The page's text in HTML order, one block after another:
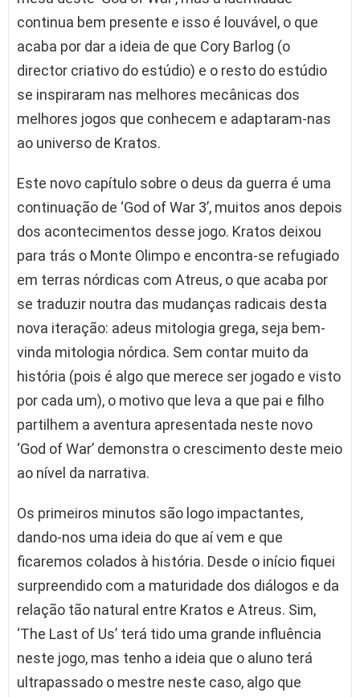
continua bem presente e isso é louvável, o que
acaba por dar a ideia de que Cory Barlog (o
director criativo do estúdio) e o resto do estúdio
se inspiraram nas melhores mecânicas dos
melhores jogos que conhecem e adaptaram-nas
ao universo de Kratos.
Este novo capítulo sobre o deus da guerra é uma
continuação de ‘God of War 3’, muitos anos depois
dos acontecimentos desse jogo. Kratos deixou
para trás o Monte Olimpo e encontra-se refugiado
em terras nórdicas com Atreus, o que acaba por
se traduzir noutra das mudanças radicais desta
nova iteração: adeus mitologia grega, seja bem-
vinda mitologia nórdica. Sem contar muito da
história (pois é algo que merece ser jogado e visto
por cada um), o motivo que leva a que pai e filho
partilhem a aventura apresentada neste novo
‘God of War’ demonstra o crescimento deste meio
ao nível da narrativa.
Os primeiros minutos são logo impactantes,
dando-nos uma ideia do que aí vem e que
ficaremos colados à história. Desde o início fiquei
surpreendido com a maturidade dos diálogos e da
relação tão natural entre Kratos e Atreus. Sim,
‘The Last of Us’ terá tido uma grande influência
neste jogo, mas tenho a ideia que o aluno terá
ultrapassado o mestre neste caso, algo que